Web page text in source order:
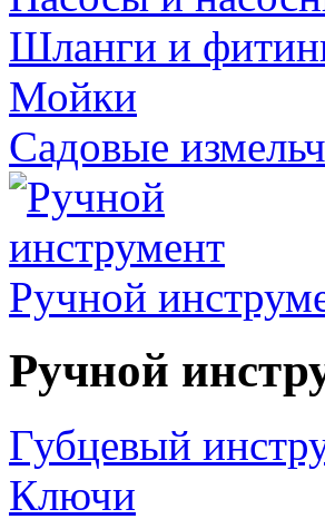
Шланги и
Мойки
Садовые
Ручной
Ручной
Губцевый
Ключи